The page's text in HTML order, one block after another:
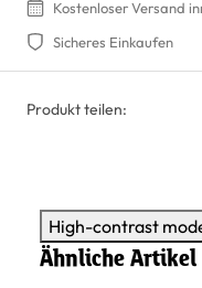
Kostenloser Versand
Sicheres Einkaufen
Produkt teilen:
High-contrast
Ähnliche Artikel